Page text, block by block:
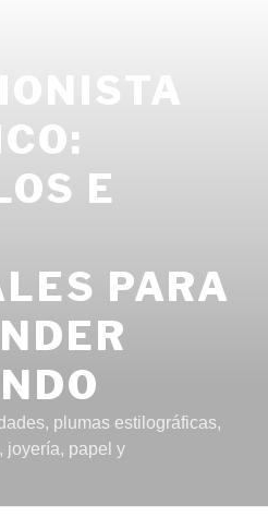
E
PARA
plumas estilográficas,
joyería, papel y